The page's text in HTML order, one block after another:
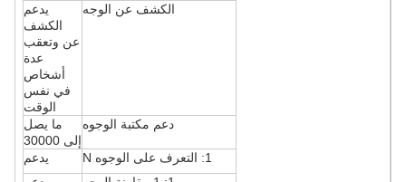
الكشف عن الوجه
يدعم
الكشف
عن وتعقب
عدة
أشخاص
في نفس
الوقت
دعم مكتبة الوجوه
ما يصل
إلى 30000
1: التعرف على الوجوه N
يدعم